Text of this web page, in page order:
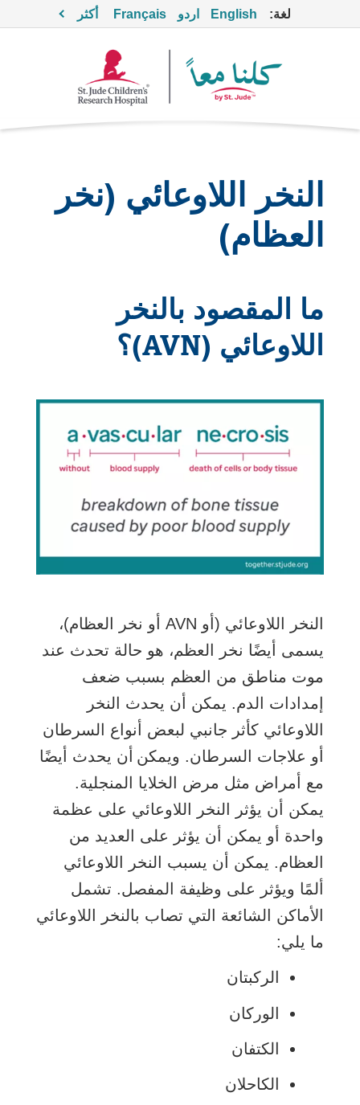
لغة: English اردو Français أكثر
النخر اللاوعائي (نخر
العظام)
ما المقصود بالنخر
اللاوعائي (AVN)؟
النخر اللاوعائي (أو AVN أو نخر العظام)،
يسمى أيضًا نخر العظم، هو حالة تحدث عند
موت مناطق من العظم بسبب ضعف
إمدادات الدم. يمكن أن يحدث النخر
اللاوعائي كأثر جانبي لبعض أنواع السرطان
أو علاجات السرطان. ويمكن أن يحدث أيضًا
مع أمراض مثل مرض الخلايا المنجلية.
يمكن أن يؤثر النخر اللاوعائي على عظمة
واحدة أو يمكن أن يؤثر على العديد من
العظام. يمكن أن يسبب النخر اللاوعائي
ألمًا ويؤثر على وظيفة المفصل. تشمل
الأماكن الشائعة التي تصاب بالنخر اللاوعائي
ما يلي:
الركبتان
الوركان
الكتفان
الكاحلان